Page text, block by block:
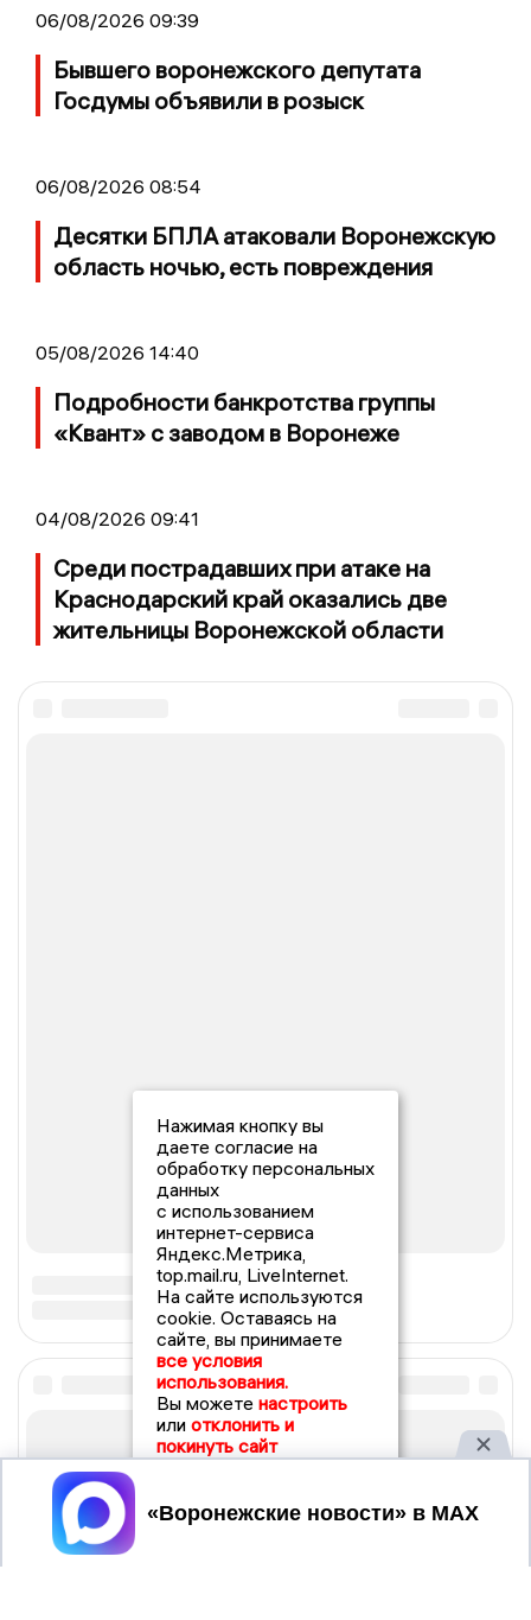
06/08/2026 09:39
Бывшего воронежского депутата
Госдумы объявили в розыск
06/08/2026 08:54
Десятки БПЛА атаковали Воронежскую
область ночью, есть повреждения
05/08/2026 14:40
Подробности банкротства группы
«Квант» с заводом в Воронеже
04/08/2026 09:41
Среди пострадавших при атаке на
Краснодарский край оказались две
жительницы Воронежской области
Нажимая кнопку вы
даете согласие на
обработку персональных
данных
с использованием
интернет-сервиса
Яндекс.Метрика,
top.mail.ru, LiveInternet.
На сайте используются
cookie. Оставаясь на
сайте, вы принимаете
все условия
использования.
Вы можете настроить
или отклонить и
покинуть сайт
Принять